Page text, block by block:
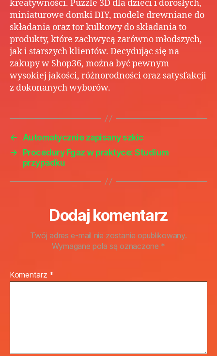
kreatywności. Puzzle 3D dla dzieci i dorosłych,
miniaturowe domki DIY, modele drewniane do
składania oraz tor kulkowy do składania to
produkty, które zachwycą zarówno młodszych,
jak i starszych klientów. Decydując się na
zakupy w Shop36, można być pewnym
wysokiej jakości, różnorodności oraz satysfakcji
z dokonanych wyborów.
← Automatycznie zapisany szkic
→
Procedury Fgaz w praktyce: Studium
przypadku
Dodaj komentarz
Twój adres e-mail nie zostanie opublikowany.
Wymagane pola są oznaczone *
Komentarz *